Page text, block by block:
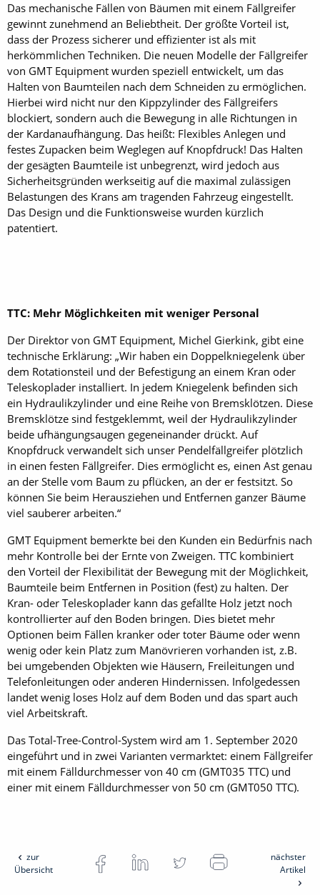
Das mechanische Fällen von Bäumen mit einem Fällgreifer
gewinnt zunehmend an Beliebtheit. Der größte Vorteil ist,
dass der Prozess sicherer und effizienter ist als mit
herkömmlichen Techniken. Die neuen Modelle der Fällgreifer
von GMT Equipment wurden speziell entwickelt, um das
Halten von Baumteilen nach dem Schneiden zu ermöglichen.
Hierbei wird nicht nur den Kippzylinder des Fällgreifers
blockiert, sondern auch die Bewegung in alle Richtungen in
der Kardanaufhängung. Das heißt: Flexibles Anlegen und
festes Zupacken beim Weglegen auf Knopfdruck! Das Halten
der gesägten Baumteile ist unbegrenzt, wird jedoch aus
Sicherheitsgründen werkseitig auf die maximal zulässigen
Belastungen des Krans am tragenden Fahrzeug eingestellt.
Das Design und die Funktionsweise wurden kürzlich
patentiert.
TTC: Mehr Möglichkeiten mit weniger Personal
Der Direktor von GMT Equipment, Michel Gierkink, gibt eine
technische Erklärung: „Wir haben ein Doppelkniegelenk über
dem Rotationsteil und der Befestigung an einem Kran oder
Teleskoplader installiert. In jedem Kniegelenk befinden sich
ein Hydraulikzylinder und eine Reihe von Bremsklötzen. Diese
Bremsklötze sind festgeklemmt, weil der Hydraulikzylinder
beide ufhängungsaugen gegeneinander drückt. Auf
Knopfdruck verwandelt sich unser Pendelfällgreifer plötzlich
in einen festen Fällgreifer. Dies ermöglicht es, einen Ast genau
an der Stelle vom Baum zu pflücken, an der er festsitzt. So
können Sie beim Herausziehen und Entfernen ganzer Bäume
viel sauberer arbeiten.“
GMT Equipment bemerkte bei den Kunden ein Bedürfnis nach
mehr Kontrolle bei der Ernte von Zweigen. TTC kombiniert
den Vorteil der Flexibilität der Bewegung mit der Möglichkeit,
Baumteile beim Entfernen in Position (fest) zu halten. Der
Kran- oder Teleskoplader kann das gefällte Holz jetzt noch
kontrollierter auf den Boden bringen. Dies bietet mehr
Optionen beim Fällen kranker oder toter Bäume oder wenn
wenig oder kein Platz zum Manövrieren vorhanden ist, z.B.
bei umgebenden Objekten wie Häusern, Freileitungen und
Telefonleitungen oder anderen Hindernissen. Infolgedessen
landet wenig loses Holz auf dem Boden und das spart auch
viel Arbeitskraft.
Das Total-Tree-Control-System wird am 1. September 2020
eingeführt und in zwei Varianten vermarktet: einem Fällgreifer
mit einem Fälldurchmesser von 40 cm (GMT035 TTC) und
einer mit einem Fälldurchmesser von 50 cm (GMT050 TTC).
zur
Übersicht
nächster
Artikel